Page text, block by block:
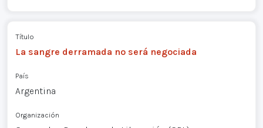
Título
La sangre derramada no será negociada
País
Argentina
Organización